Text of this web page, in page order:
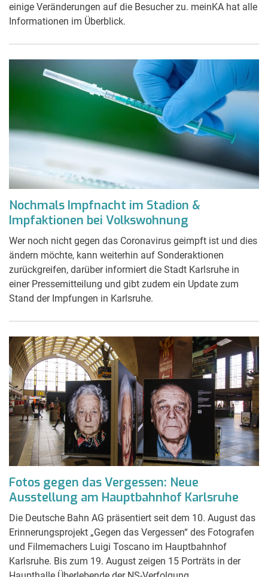
einige Veränderungen auf die Besucher zu. meinKA hat alle
Informationen im Überblick.
Nochmals Impfnacht im Stadion &
Impfaktionen bei Volkswohnung
Wer noch nicht gegen das Coronavirus geimpft ist und dies
ändern möchte, kann weiterhin auf Sonderaktionen
zurückgreifen, darüber informiert die Stadt Karlsruhe in
einer Pressemitteilung und gibt zudem ein Update zum
Stand der Impfungen in Karlsruhe.
Fotos gegen das Vergessen: Neue
Ausstellung am Hauptbahnhof Karlsruhe
Die Deutsche Bahn AG präsentiert seit dem 10. August das
Erinnerungsprojekt „Gegen das Vergessen“ des Fotografen
und Filmemachers Luigi Toscano im Hauptbahnhof
Karlsruhe. Bis zum 19. August zeigen 15 Porträts in der